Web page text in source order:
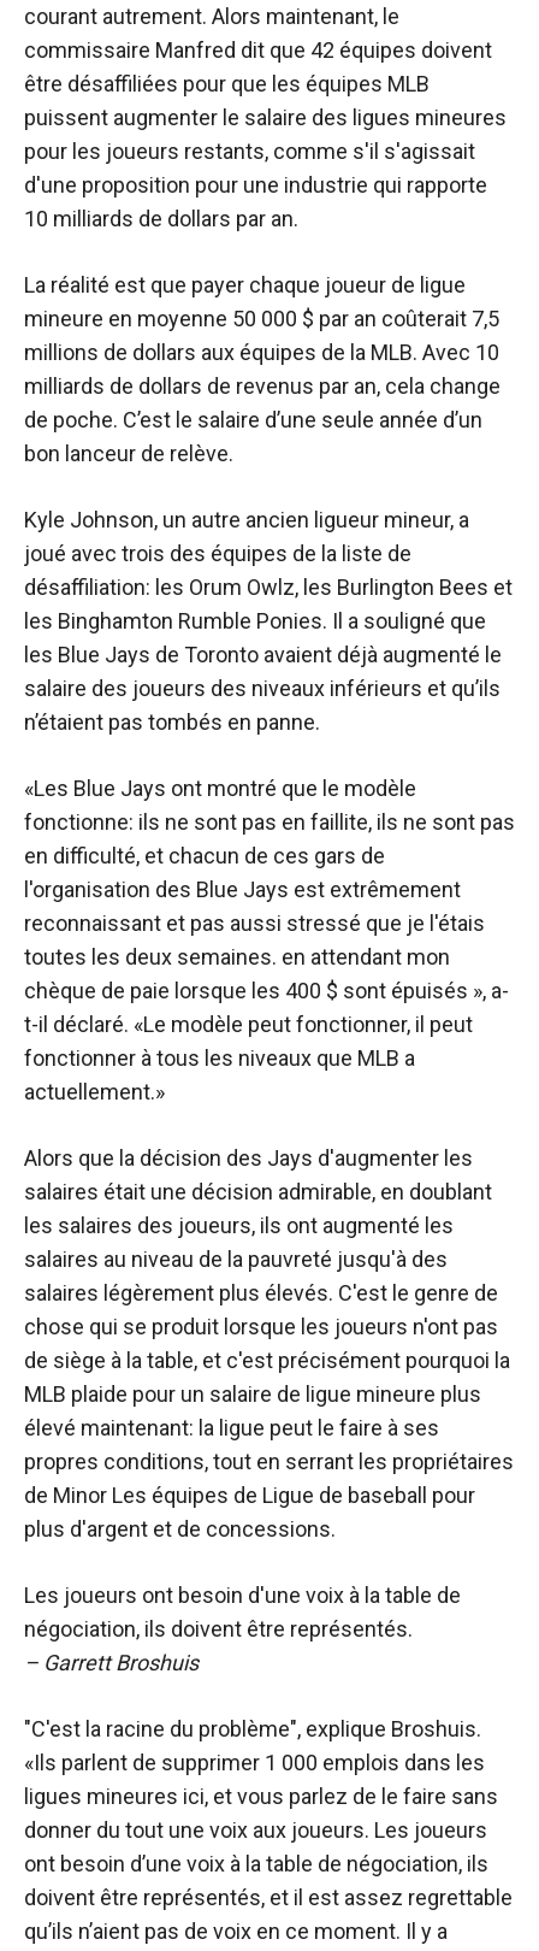
courant autrement. Alors maintenant, le
commissaire Manfred dit que 42 équipes doivent
être désaffiliées pour que les équipes MLB
puissent augmenter le salaire des ligues mineures
pour les joueurs restants, comme s'il s'agissait
d'une proposition pour une industrie qui rapporte
10 milliards de dollars par an.
La réalité est que payer chaque joueur de ligue
mineure en moyenne 50 000 $ par an coûterait 7,5
millions de dollars aux équipes de la MLB. Avec 10
milliards de dollars de revenus par an, cela change
de poche. C’est le salaire d’une seule année d’un
bon lanceur de relève.
Kyle Johnson, un autre ancien ligueur mineur, a
joué avec trois des équipes de la liste de
désaffiliation: les Orum Owlz, les Burlington Bees et
les Binghamton Rumble Ponies. Il a souligné que
les Blue Jays de Toronto avaient déjà augmenté le
salaire des joueurs des niveaux inférieurs et qu’ils
n’étaient pas tombés en panne.
«Les Blue Jays ont montré que le modèle
fonctionne: ils ne sont pas en faillite, ils ne sont pas
en difficulté, et chacun de ces gars de
l'organisation des Blue Jays est extrêmement
reconnaissant et pas aussi stressé que je l'étais
toutes les deux semaines. en attendant mon
chèque de paie lorsque les 400 $ sont épuisés », a-
t-il déclaré. «Le modèle peut fonctionner, il peut
fonctionner à tous les niveaux que MLB a
actuellement.»
Alors que la décision des Jays d'augmenter les
salaires était une décision admirable, en doublant
les salaires des joueurs, ils ont augmenté les
salaires au niveau de la pauvreté jusqu'à des
salaires légèrement plus élevés. C'est le genre de
chose qui se produit lorsque les joueurs n'ont pas
de siège à la table, et c'est précisément pourquoi la
MLB plaide pour un salaire de ligue mineure plus
élevé maintenant: la ligue peut le faire à ses
propres conditions, tout en serrant les propriétaires
de Minor Les équipes de Ligue de baseball pour
plus d'argent et de concessions.
Les joueurs ont besoin d'une voix à la table de
négociation, ils doivent être représentés.
– Garrett Broshuis
"C'est la racine du problème", explique Broshuis.
«Ils parlent de supprimer 1 000 emplois dans les
ligues mineures ici, et vous parlez de le faire sans
donner du tout une voix aux joueurs. Les joueurs
ont besoin d’une voix à la table de négociation, ils
doivent être représentés, et il est assez regrettable
qu’ils n’aient pas de voix en ce moment. Il y a